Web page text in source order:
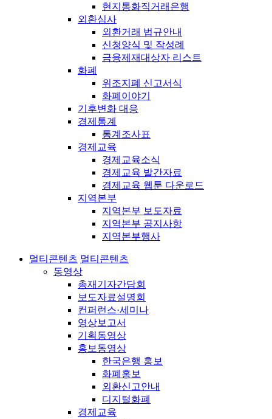
현지통화직거래은행
외환심사
외환거래 법규안내
신청양식 및 작성례
금융제재대상자 리스트
화폐
위조지폐 신고서식
화폐이야기
기후변화 대응
경제통계
통계조사표
경제교육
경제교육소식
경제교육 발간자료
경제교육 웹툰 다운로드
지역본부
지역본부 보도자료
지역본부 공지사항
지역본부행사
멀티콘텐츠 멀티콘텐츠
동영상
총재기자간담회
보도자료설명회
컨퍼런스·세미나
영상보고서
기획동영상
홍보동영상
한국은행 홍보
화폐홍보
외환신고안내
디지털화폐
경제교육